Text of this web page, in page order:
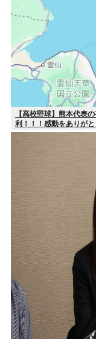
【高校野球】熊本代表
利！！！感動をありがと